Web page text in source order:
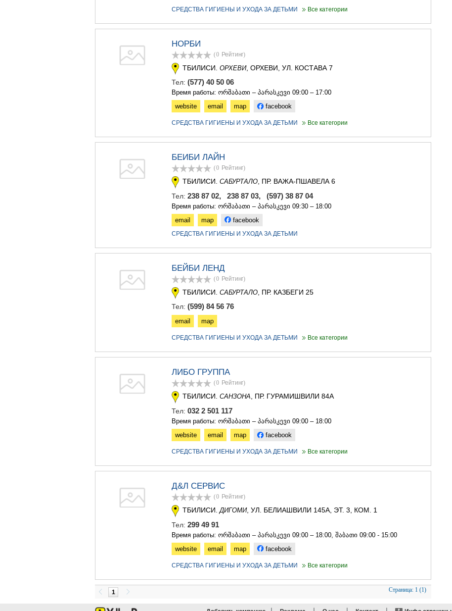
СРЕДСТВА ГИГИЕНЫ И УХОДА ЗА ДЕТЬМИ Все категории
НОРБИ
(0 Рейтинг)
ТБИЛИСИ. ОРХЕВИ, ОРХЕВИ, УЛ. КОСТАВА 7
Тел: (577) 40 50 06
Время работы: ორშაბათი – პარასკევი 09:00 – 17:00
website
email map facebook
СРЕДСТВА ГИГИЕНЫ И УХОДА ЗА ДЕТЬМИ Все категории
БЕИБИ ЛАЙН
(0 Рейтинг)
ТБИЛИСИ. САБУРТАЛО, ПР. ВАЖА-ПШАВЕЛА 6
Тел: 238 87 02, 238 87 03, (597) 38 87 04
Время работы: ორშაბათი – პარასკევი 09:30 – 18:00
email
map facebook
СРЕДСТВА ГИГИЕНЫ И УХОДА ЗА ДЕТЬМИ
БЕЙБИ ЛЕНД
(0 Рейтинг)
ТБИЛИСИ. САБУРТАЛО , ПР. КАЗБЕГИ 25
Тел: (599) 84 56 76
email map
СРЕДСТВА ГИГИЕНЫ И УХОДА ЗА ДЕТЬМИ Все категории
ЛИБО ГРУППА
(0 Рейтинг)
ТБИЛИСИ. САНЗОНА, ПР. ГУРАМИШВИЛИ 84А
Тел: 032 2 501 117
Время работы: ორშაბათი – პარასკევი 09:00 – 18:00
website
email map facebook
СРЕДСТВА ГИГИЕНЫ И УХОДА ЗА ДЕТЬМИ Все категории
Д&Л СЕРВИС
(0 Рейтинг)
ТБИЛИСИ. ДИГОМИ, УЛ. БЕЛИАШВИЛИ 145А, ЭТ. 3, КОМ. 1
Тел: 299 49 91
Время работы: ორშაბათი – პარასკევი 09:00 – 18:00, შაბათი 09:00 - 15:00
website
email map facebook
СРЕДСТВА ГИГИЕНЫ И УХОДА ЗА ДЕТЬМИ Все категории
1 Страница: 1 (1)